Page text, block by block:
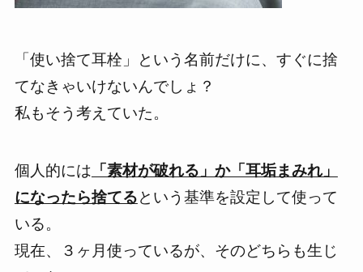
「使い捨て耳栓」という名前だけに、すぐに捨
てなきゃいけないんでしょ？
私もそう考えていた。
個人的には 「素材が破れる」か「耳垢まみれ」
になったら捨てるという基準を設定して使って
いる。
現在、３ヶ月使っているが、そのどちらも生じ